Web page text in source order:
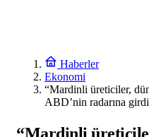
Haberler
Ekonomi
“Mardinli üreticiler,
ABD’nin radarına